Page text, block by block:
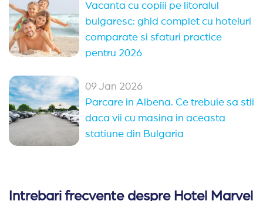
Vacanta cu copiii pe litoralul
bulgaresc: ghid complet cu hoteluri
comparate si sfaturi practice
pentru 2026
09 Jan 2026
Parcare in Albena. Ce trebuie sa stii
daca vii cu masina in aceasta
statiune din Bulgaria
Intrebari frecvente despre Hotel Marvel